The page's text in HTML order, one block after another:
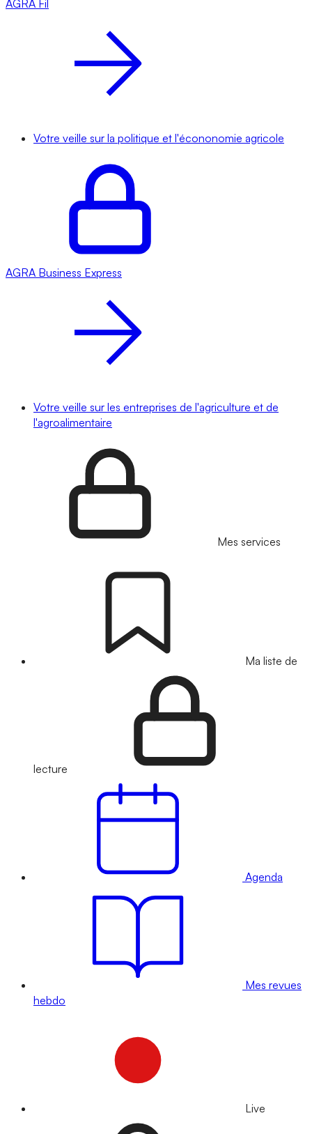
AGRA Fil
Votre veille sur la politique et l'écononomie agricole
AGRA Business Express
Votre veille sur les entreprises de l'agriculture et de
l'agroalimentaire
Mes services
Ma liste de
lecture
Agenda
Mes revues
hebdo
Live